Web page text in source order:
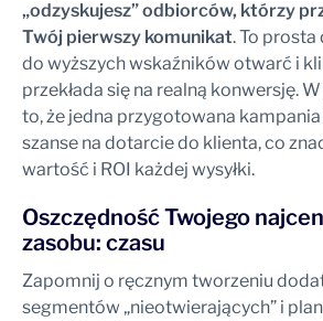
„odzyskujesz” odbiorców, którzy
Twój pierwszy komunikat. To prosta
do wyższych wskaźników otwarć i
przekłada się na realną konwersję.
to, że jedna przygotowana
szanse na dotarcie do klienta, co
wartość i ROI każdej wysyłki.
Oszczędność Twojego
zasobu: czasu
Zapomnij o ręcznym tworzeniu
segmentów „nieotwierających” i